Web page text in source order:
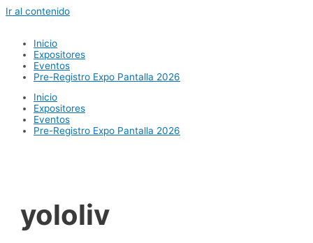
Ir al contenido
Inicio
Expositores
Eventos
Pre-Registro Expo Pantalla 2026
Inicio
Expositores
Eventos
Pre-Registro Expo Pantalla 2026
yololiv